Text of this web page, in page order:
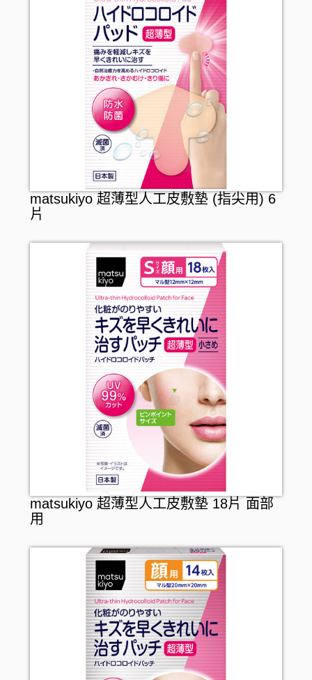
matsukiyo 超薄型人工皮敷墊 (指尖用) 6
片
matsukiyo 超薄型人工皮敷墊 18片 面部
用